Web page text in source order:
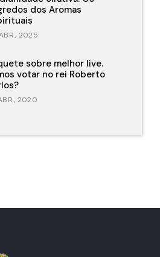
dos Aromas
2025
sobre melhor live.
votar no rei Roberto
2020